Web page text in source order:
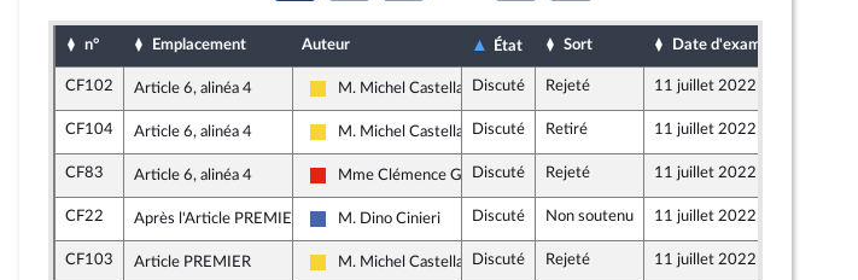
n° Emplacement Auteur État Sort Date d'examen
CF102 Article 6, alinéa 4
Libertés, Indépendants, Outre-mer et Territoires
M. Michel CastellaniDiscuté Rejeté 11 juillet 2022
CF104 Article 6, alinéa 4
Libertés, Indépendants, Outre-mer et Territoires
M. Michel CastellaniDiscuté Retiré 11 juillet 2022
CF83 Article 6, alinéa 4
La France insoumise - Nouvelle Union Populaire écologique et sociale
Mme Clémence GuettéDiscuté Rejeté 11 juillet 2022
CF22 Après l'Article PREMIER
Les Républicains
M. Dino Cinieri Discuté Non soutenu 11 juillet 2022
CF103 Article PREMIER
Libertés, Indépendants, Outre-mer et Territoires
M. Michel CastellaniDiscuté Rejeté 11 juillet 2022